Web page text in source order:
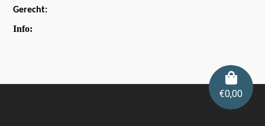
€0,00
Gerecht:
Info: